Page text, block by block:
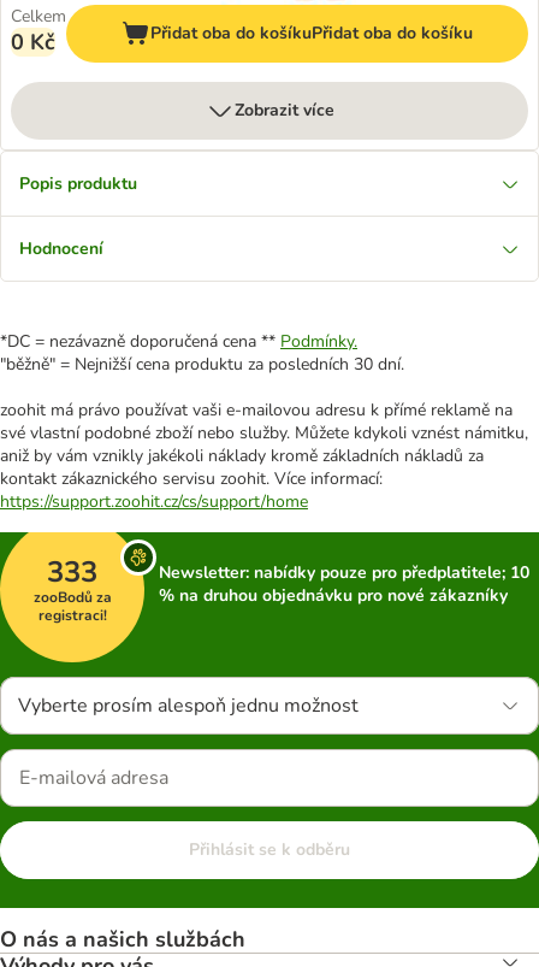
Celkem
0 Kč Přidat oba do košíkuPřidat oba do košíku
Zobrazit více
Popis produktu
Hodnocení
*DC = nezávazně doporučená cena ** Podmínky.
"běžně" = Nejnižší cena produktu za posledních 30 dní.
zoohit má právo používat vaši e-mailovou adresu k přímé reklamě na
své vlastní podobné zboží nebo služby. Můžete kdykoli vznést námitku,
aniž by vám vznikly jakékoli náklady kromě základních nákladů za
kontakt zákaznického servisu zoohit. Více informací:
https://support.zoohit.cz/cs/support/home
333
zooBodů za
registraci!
Newsletter: nabídky pouze pro předplatitele; 10
% na druhou objednávku pro nové zákazníky
Vyberte prosím alespoň jednu možnost
Přihlásit se k odběru
O nás a našich službách